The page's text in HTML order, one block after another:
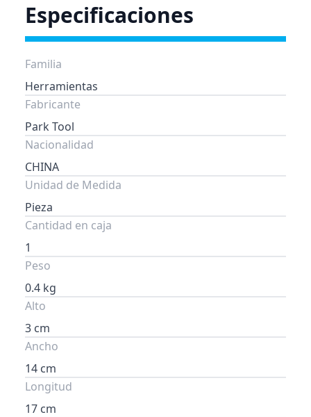
Especificaciones
Familia
Herramientas
Fabricante
Park Tool
Nacionalidad
CHINA
Unidad de Medida
Pieza
Cantidad en caja
1
Peso
0.4 kg
Alto
3 cm
Ancho
14 cm
Longitud
17 cm